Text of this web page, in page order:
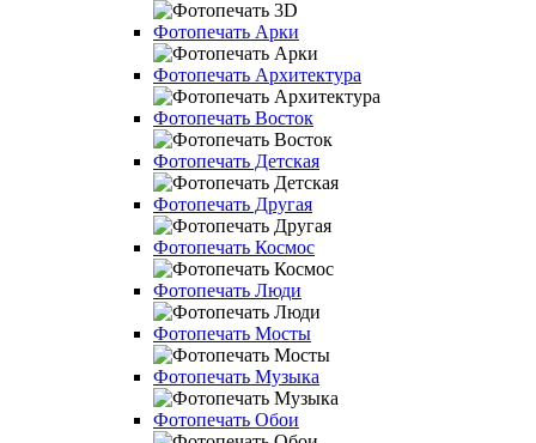
Фотопечать Арки
Фотопечать Архитектура
Фотопечать Восток
Фотопечать Детская
Фотопечать Другая
Фотопечать Космос
Фотопечать Люди
Фотопечать Мосты
Фотопечать Музыка
Фотопечать Обои